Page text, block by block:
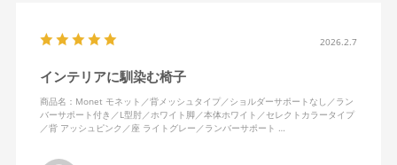
2026.2.7
インテリアに馴染む椅子
商品名：Monet モネット／背メッシュタイプ／ショルダーサポートなし／ラン
バーサポート付き／L型肘／ホワイト脚／本体ホワイト／セレクトカラータイプ
／背 アッシュピンク／座 ライトグレー／ランバーサポート …